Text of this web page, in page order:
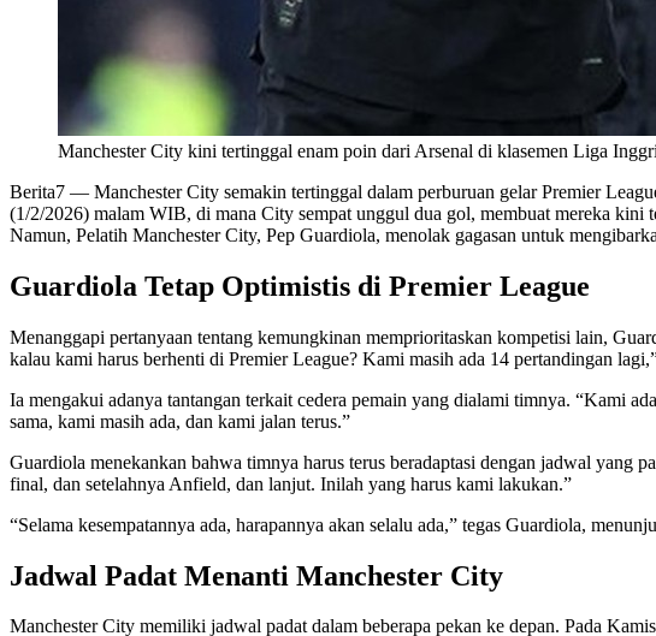
Manchester City kini tertinggal enam poin dari Arsenal di klasemen Liga
Berita7 — Manchester City semakin tertinggal dalam perburuan gelar Premier
(1/2/2026) malam WIB, di mana City sempat unggul dua gol, membuat mereka kini
Namun, Pelatih Manchester City, Pep Guardiola, menolak gagasan untuk
Guardiola Tetap Optimistis di Premier League
Menanggapi pertanyaan tentang kemungkinan memprioritaskan kompetisi lain,
kalau kami harus berhenti di Premier League? Kami masih ada 14 pertandingan
Ia mengakui adanya tantangan terkait cedera pemain yang dialami timnya. “Kami
sama, kami masih ada, dan kami jalan terus.”
Guardiola menekankan bahwa timnya harus terus beradaptasi dengan jadwal yang
final, dan setelahnya Anfield, dan lanjut. Inilah yang harus kami lakukan.”
“Selama kesempatannya ada, harapannya akan selalu ada,” tegas Guardiola,
Jadwal Padat Menanti Manchester City
Manchester City memiliki jadwal padat dalam beberapa pekan ke depan. Pada